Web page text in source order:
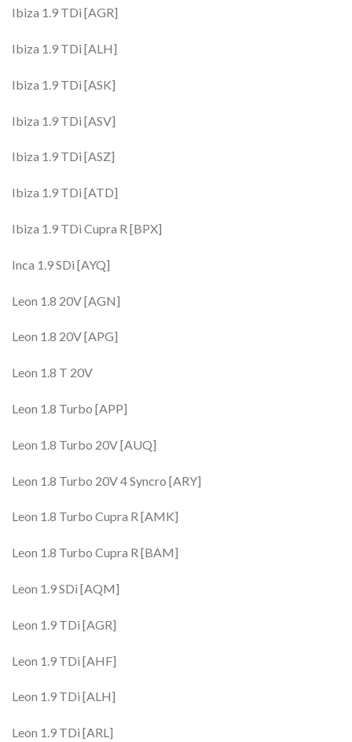
Ibiza 1.9 TDi [AGR]
Ibiza 1.9 TDi [ALH]
Ibiza 1.9 TDi [ASK]
Ibiza 1.9 TDi [ASV]
Ibiza 1.9 TDi [ASZ]
Ibiza 1.9 TDi [ATD]
Ibiza 1.9 TDi Cupra R [BPX]
Inca 1.9 SDi [AYQ]
Leon 1.8 20V [AGN]
Leon 1.8 20V [APG]
Leon 1.8 T 20V
Leon 1.8 Turbo [APP]
Leon 1.8 Turbo 20V [AUQ]
Leon 1.8 Turbo 20V 4 Syncro [ARY]
Leon 1.8 Turbo Cupra R [AMK]
Leon 1.8 Turbo Cupra R [BAM]
Leon 1.9 SDi [AQM]
Leon 1.9 TDi [AGR]
Leon 1.9 TDi [AHF]
Leon 1.9 TDi [ALH]
Leon 1.9 TDi [ARL]